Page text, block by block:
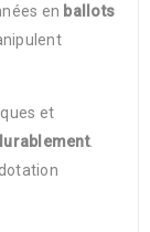
en ballots
et
.